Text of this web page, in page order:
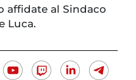
affidate al Sindaco
Luca.